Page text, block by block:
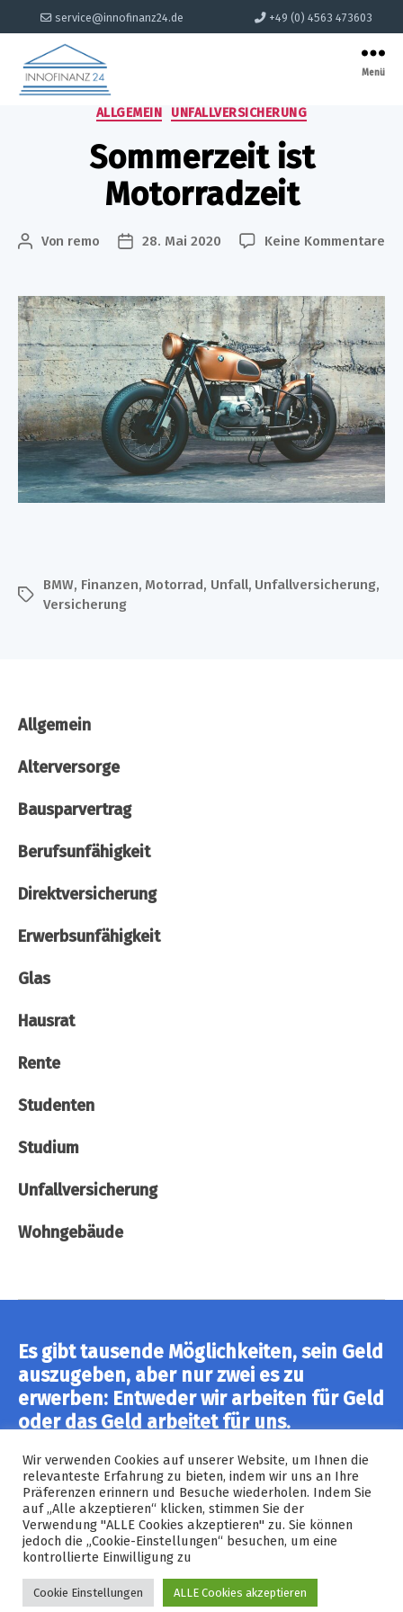
service@innofinanz24.de +49 (0) 4563 473603
INNOFINANZ
Menü
Kategorien
ALLGEMEIN UNFALLVERSICHERUNG
Sommerzeit ist
Motorradzeit
Beitragsautor
Von remo Beitragsdatum
28. Mai 2020 Keine Kommentare
Schlagwörter
BMW, Finanzen, Motorrad, Unfall, Unfallversicherung,
Versicherung
Allgemein
Alterversorge
Bausparvertrag
Berufsunfähigkeit
Direktversicherung
Erwerbsunfähigkeit
Glas
Hausrat
Rente
Studenten
Studium
Unfallversicherung
Wohngebäude
Es gibt tausende Möglichkeiten, sein Geld
auszugeben, aber nur zwei es zu
erwerben: Entweder wir arbeiten für Geld
oder das Geld arbeitet für uns.
KONTAKTIEREN SIE UNS
© 2026INNOFINANZ 24
Datenschutzerklärung
Wir verwenden Cookies auf unserer Website, um Ihnen die
relevanteste Erfahrung zu bieten, indem wir uns an Ihre
Präferenzen erinnern und Besuche wiederholen. Indem Sie
auf „Alle akzeptieren“ klicken, stimmen Sie der
Verwendung "ALLE Cookies akzeptieren" zu. Sie können
jedoch die „Cookie-Einstellungen“ besuchen, um eine
kontrollierte Einwilligung zu
Cookie Einstellungen ALLE Cookies akzeptieren